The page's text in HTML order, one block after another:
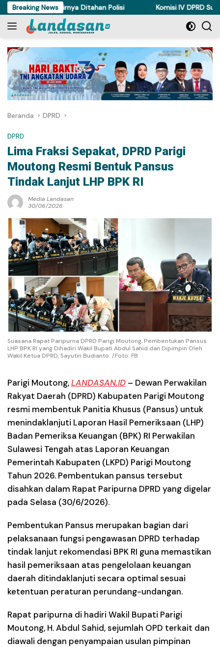
Langsung
ke
konten
Breaking News
Akhirnya Ditahan Polisi Komisi IV DPRD Sulteng
Beranda DPRD
DPRD
Lima Fraksi Sepakat, DPRD Parigi
Moutong Resmi Bentuk Pansus
Tindak Lanjut LHP BPK RI
Media Landasan
30/06/2026
Suasana Rapat Paripurna DPRD Parigi Moutong, Pembentukan Pansus
LHP BPK RI yang Dihadiri Wakil Bupati Abdul Sahid dan Dipimpin Oleh
Wakil Ketua DPRD, Sayutin Budianto. /Foto: FB
Parigi Moutong,LANDASAN.ID – Dewan Perwakilan
Rakyat Daerah (DPRD) Kabupaten Parigi Moutong
resmi membentuk Panitia Khusus (Pansus) untuk
menindaklanjuti Laporan Hasil Pemeriksaan (LHP)
Badan Pemeriksa Keuangan (BPK) RI Perwakilan
Sulawesi Tengah atas Laporan Keuangan
Pemerintah Kabupaten (LKPD) Parigi Moutong
Tahun 2026. Pembentukan pansus tersebut
disahkan dalam Rapat Paripurna DPRD yang digelar
pada Selasa (30/6/2026).
Pembentukan Pansus merupakan bagian dari
pelaksanaan fungsi pengawasan DPRD terhadap
tindak lanjut rekomendasi BPK RI guna memastikan
hasil pemeriksaan atas pengelolaan keuangan
daerah ditindaklanjuti secara optimal sesuai
ketentuan peraturan perundang-undangan.
Rapat paripurna di hadiri Wakil Bupati Parigi
Moutong, H. Abdul Sahid, sejumlah OPD terkait dan
diawali dengan penyampaian usulan pimpinan